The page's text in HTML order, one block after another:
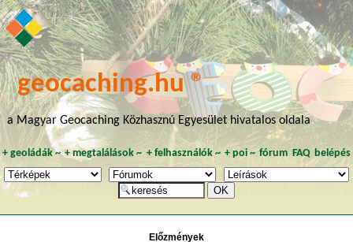
geocaching.hu ®
a Magyar Geocaching Közhasznú Egyesület hivatalos oldala
+ geoládák~ +megtalálások ~ + felhasználók~ + poi~ fórum FAQ belépés
Előzmények